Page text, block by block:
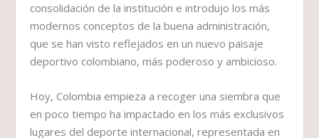
consolidación de la institución e introdujo los más
modernos conceptos de la buena administración,
que se han visto reflejados en un nuevo paisaje
deportivo colombiano, más poderoso y ambicioso.
Hoy, Colombia empieza a recoger una siembra que
en poco tiempo ha impactado en los más exclusivos
lugares del deporte internacional, representada en